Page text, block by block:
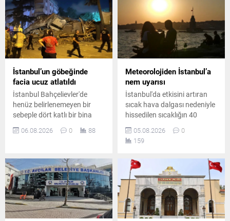
öğrenildi.
gözaltına alındı.
Operasyonda 1 çelik yelek ile
1 ruhsatsız tabanca ele
geçirildi.
İstanbul’un göbeğinde
facia ucuz atlatıldı
İstanbul Bahçelievler'de
henüz belirlenemeyen bir
sebeple dört katlı bir bina
Şans eseri daha önceden
güvenlik önlemleri alındı.
06.08.2026 0 88
Meteorolojiden İstanbul’a
nem uyarısı
İstanbul'da etkisini artıran
sıcak hava dalgası nedeniyle
hissedilen sıcaklığın 40
bekleniyor. Gece saatlerinde
ise yüksek nem vatandaşları
05.08.2026
0
159